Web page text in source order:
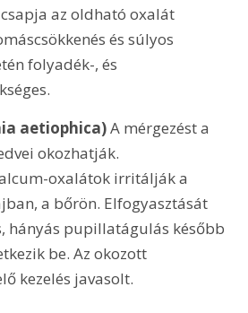
az oldható oxalát
és súlyos
folyadék-, és
aetiophica) A mérgezést a
okozhatják.
oxalátok irritálják a
a bőrön. Elfogyasztását
hányás pupillatágulás később
be. Az okozott
kezelés javasolt.